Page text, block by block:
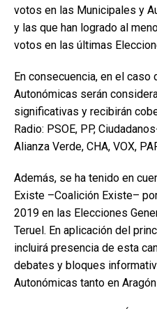
votos en las Municipales y
y las que han logrado al
votos en las últimas
En consecuencia, en el caso
Autonómicas serán
significativas y recibirán
Radio: PSOE, PP,
Alianza Verde, CHA, VOX,
Además, se ha tenido en
Existe –Coalición Existe–
2019 en las Elecciones
Teruel. En aplicación del
incluirá presencia de esta
debates y bloques
Autonómicas tanto en